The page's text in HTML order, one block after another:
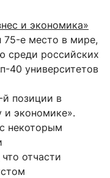
и экономика»
75-е место в мире,
среди российских
40 университетов
й позиции в
и экономике».
некоторым
отчасти